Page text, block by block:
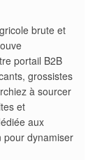
brute et
portail B2B
grossistes
à sourcer
et
aux
pour dynamiser